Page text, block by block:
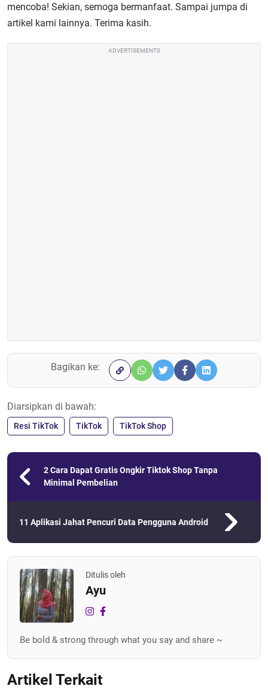
mencoba! Sekian, semoga bermanfaat. Sampai jumpa di
artikel kami lainnya. Terima kasih.
ADVERTISEMENTS
Bagikan ke:
Diarsipkan di bawah:
Resi TikTok TikTok TikTok Shop
2 Cara Dapat Gratis Ongkir Tiktok Shop Tanpa
Minimal Pembelian
11 Aplikasi Jahat Pencuri Data Pengguna Android
Ditulis oleh
Ayu
Be bold & strong through what you say and share ~
Artikel Terkait